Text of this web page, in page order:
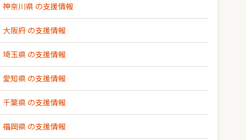
神奈川県 の支援情報
大阪府 の支援情報
埼玉県 の支援情報
愛知県 の支援情報
千葉県 の支援情報
福岡県 の支援情報